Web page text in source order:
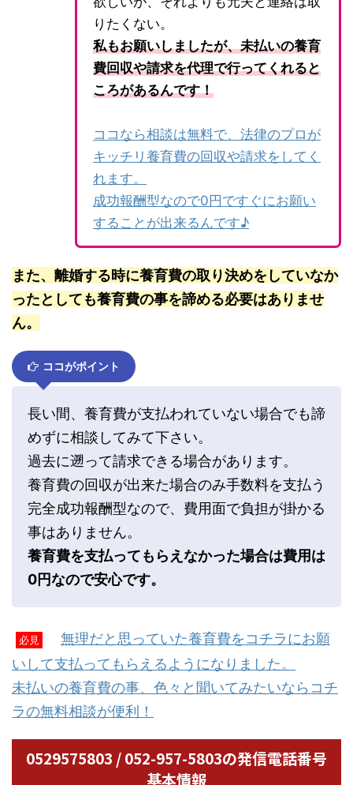
りたくない。
私もお願いしましたが、未払いの養育
費回収や請求を代理で行ってくれると
ころがあるんです！
ココなら相談は無料で、法律のプロが
キッチリ養育費の回収や請求をしてく
れます。
成功報酬型なので0円ですぐにお願い
することが出来るんです♪
また、離婚する時に養育費の取り決めをしていなか
ったとしても養育費の事を諦める必要はありませ
ん。
ココがポイント
長い間、養育費が支払われていない場合でも諦
めずに相談してみて下さい。
過去に遡って請求できる場合があります。
養育費の回収が出来た場合のみ手数料を支払う
完全成功報酬型なので、費用面で負担が掛かる
事はありません。
養育費を支払ってもらえなかった場合は費用は
0円なので安心です。
必見
無理だと思っていた養育費をコチラにお願
いして支払ってもらえるようになりました。
未払いの養育費の事、色々と聞いてみたいならコチ
ラの無料相談が便利！
0529575803 / 052-957-5803の発信電話番号
基本情報